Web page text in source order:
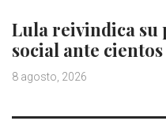
Lula reivindica su
social ante
8 agosto, 2026